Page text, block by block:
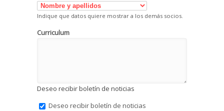
Indique que datos quiere mostrar a los demás socios.
Curriculum
Deseo recibir boletín de noticias
Deseo recibir boletín de noticias